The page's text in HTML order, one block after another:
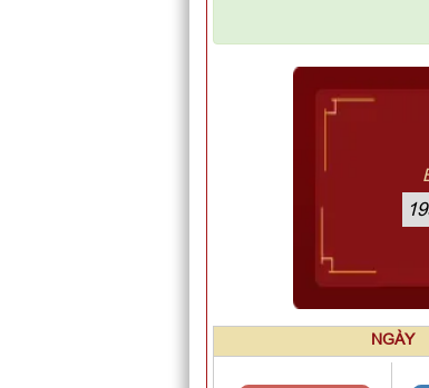
NGÀY